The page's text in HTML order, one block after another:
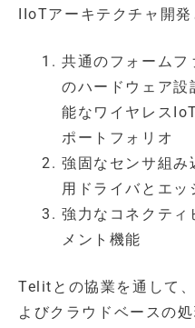
IIoTアーキテクチャ開発
共通のフォームフ
のハードウェア設
能なワイヤレス
ポートフォリオ
強固なセンサ組み
用ドライバとエッ
強力なコネクティ
メント機能
Telitとの協業を通して
よびクラウドベースの